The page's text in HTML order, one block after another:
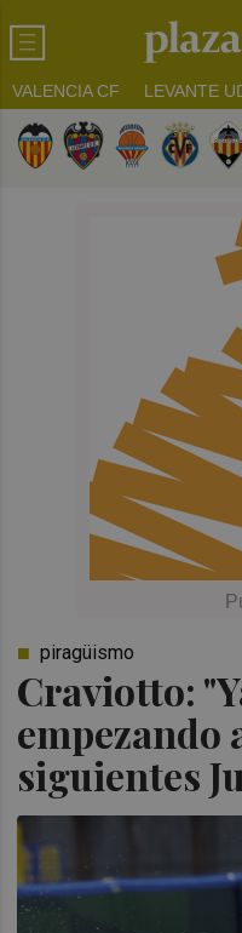
VALENCIA CF LEVANTE
Craviotto:
empezando
siguientes
piragüismo